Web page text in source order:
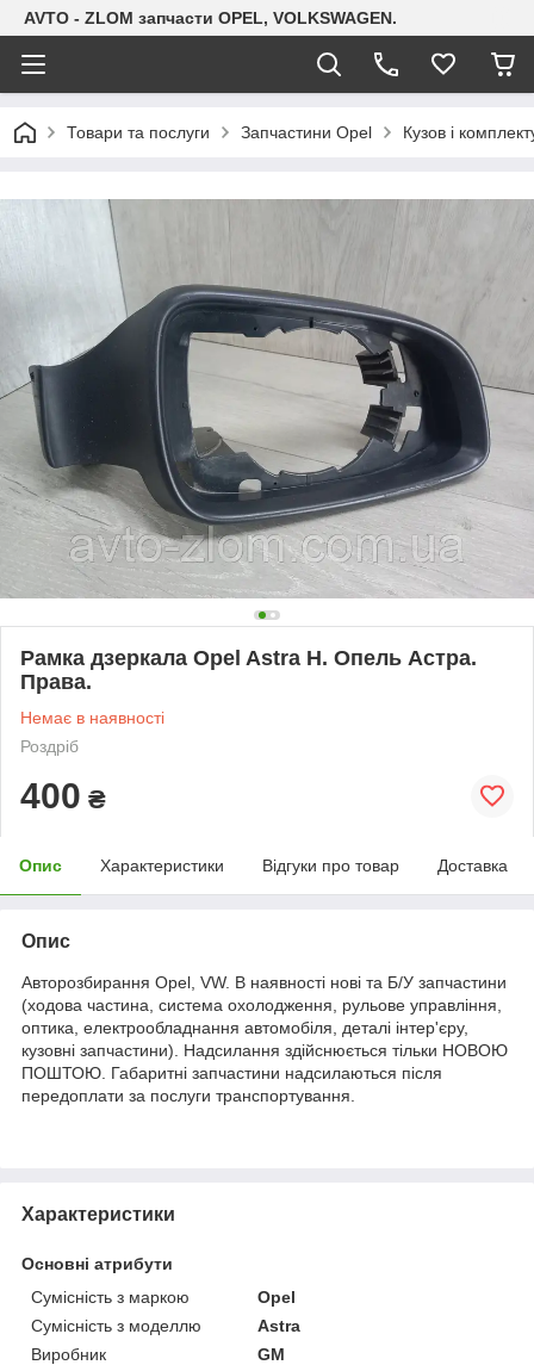
AVTO - ZLOM запчасти OPEL, VOLKSWAGEN.
Товари та послуги Запчастини Opel Кузов і
Рамка дзеркала Opel Astra H. Опель Астра.
Права.
Немає в наявності
Роздріб
400 ₴
Опис Характеристики Відгуки про товар Доставка
Опис
Авторозбирання Opel, VW. В наявності нові та Б/У запчастини
(ходова частина, система охолодження, рульове управління,
оптика, електрообладнання автомобіля, деталі інтер'єру,
кузовні запчастини). Надсилання здійснюється тільки НОВОЮ
ПОШТОЮ. Габаритні запчастини надсилаються після
передоплати за послуги транспортування.
Характеристики
Основні атрибути
Сумісність з маркою
Opel
Сумісність з моделлю
Astra
Виробник
GM